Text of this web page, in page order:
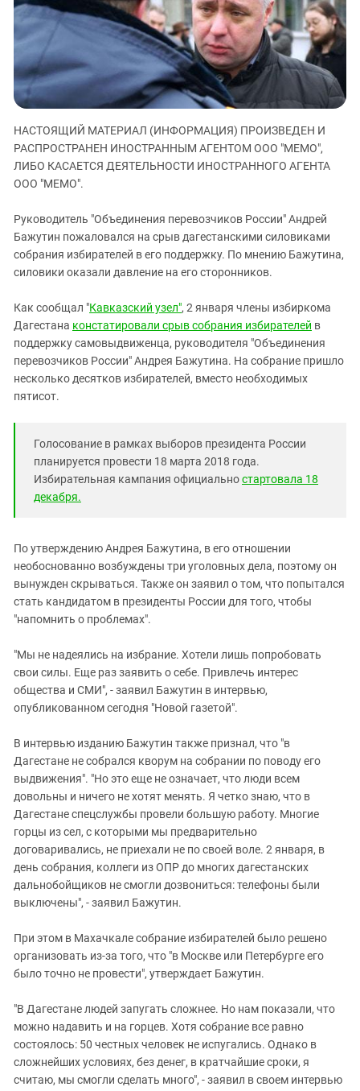
ЗАСТАВЛЯЕТ
КАВКАЗ ЗА ПАЛЕСТИНУ
ИНАКОМЫСЛИЕ В ЧЕЧНЕ
ПРЕСЛЕДОВАНИЕ АКТИВИСТОВ
МОБИЛИЗАЦИЯ И ПРОТЕСТЫ
Дагестан
Ингушетия
Кабардино-Балкария
Калмыкия
Краснодарский край
Нагорный Карабах
Российская Федерация
Ростовская область
Северная Осетия - Алания
СКФО
Чечня
Южная Осетия
Южный Кавказ
НАСТОЯЩИЙ МАТЕРИАЛ (ИНФОРМАЦИЯ) ПРОИЗВЕДЕН И
РАСПРОСТРАНЕН ИНОСТРАННЫМ АГЕНТОМ ООО "МЕМО",
ЛИБО КАСАЕТСЯ ДЕЯТЕЛЬНОСТИ ИНОСТРАННОГО АГЕНТА
ООО "МЕМО".
Руководитель "Объединения перевозчиков России" Андрей
Бажутин пожаловался на срыв дагестанскими силовиками
собрания избирателей в его поддержку. По мнению Бажутина,
силовики оказали давление на его сторонников.
Как сообщал "Кавказский узел", 2 января члены избиркома
Дагестана констатировали срыв собрания избирателей в
поддержку самовыдвиженца, руководителя "Объединения
перевозчиков России" Андрея Бажутина. На собрание пришло
несколько десятков избирателей, вместо необходимых
пятисот.
Голосование в рамках выборов президента России
планируется провести 18 марта 2018 года.
Избирательная кампания официальностартовала 18
декабря.
По утверждению Андрея Бажутина, в его отношении
необоснованно возбуждены три уголовных дела, поэтому он
вынужден скрываться. Также он заявил о том, что попытался
стать кандидатом в президенты России для того, чтобы
"напомнить о проблемах".
"Мы не надеялись на избрание. Хотели лишь попробовать
свои силы. Еще раз заявить о себе. Привлечь интерес
общества и СМИ", - заявил Бажутин в интервью,
опубликованном сегодня "Новой газетой".
В интервью изданию Бажутин также признал, что "в
Дагестане не собрался кворум на собрании по поводу его
выдвижения". "Но это еще не означает, что люди всем
довольны и ничего не хотят менять. Я четко знаю, что в
Дагестане спецслужбы провели большую работу. Многие
горцы из сел, с которыми мы предварительно
договаривались, не приехали не по своей воле. 2 января, в
день собрания, коллеги из ОПР до многих дагестанских
дальнобойщиков не смогли дозвониться: телефоны были
выключены", - заявил Бажутин.
При этом в Махачкале собрание избирателей было решено
организовать из-за того, что "в Москве или Петербурге его
было точно не провести", утверждает Бажутин.
"В Дагестане людей запугать сложнее. Но нам показали, что
можно надавить и на горцев. Хотя собрание все равно
состоялось: 50 честных человек не испугались. Однако в
сложнейших условиях, без денег, в кратчайшие сроки, я
считаю, мы смогли сделать много", - заявил в своем интервью